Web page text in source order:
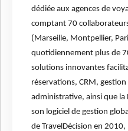
dédiée aux agences de
comptant 70
(Marseille, Montpellier,
quotidiennement plus de
solutions innovantes
réservations, CRM,
administrative, ainsi que la
son logiciel de gestion
de TravelDécision en